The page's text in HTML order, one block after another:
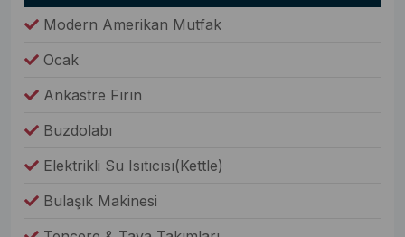
Modern Amerikan Mutfak
Ocak
Ankastre Fırın
Buzdolabı
Elektrikli Su Isıtıcısı(Kettle)
Bulaşık Makinesi